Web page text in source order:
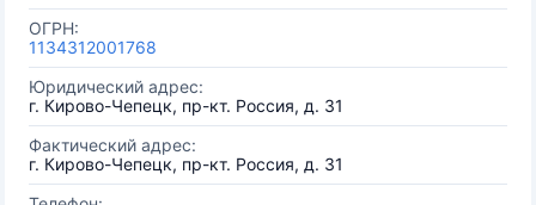
ОГРН:
1134312001768
Юридический адрес:
г. Кирово-Чепецк, пр-кт. Россия, д. 31
Фактический адрес:
г. Кирово-Чепецк, пр-кт. Россия, д. 31